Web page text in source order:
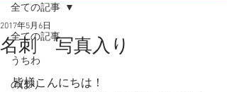
全ての記事
うちわ
のぼり
全ての記事
名刺 写真入り
2017年5月6日
皆様こんにちは！